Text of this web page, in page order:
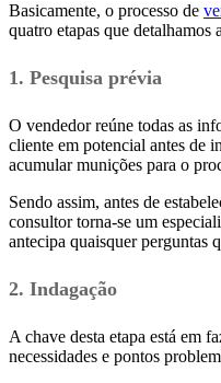
Basicamente, o processo de
quatro etapas que detalhamos
1. Pesquisa prévia
O vendedor reúne todas as
cliente em potencial antes de
acumular munições para o
Sendo assim, antes de
consultor torna-se um
antecipa quaisquer perguntas
2. Indagação
A chave desta etapa está em
necessidades e pontos